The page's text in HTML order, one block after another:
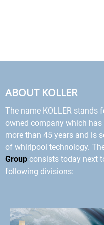
ABOUT KOLLER
The name KOLLER stands
owned company which
more than 45 years and is
of whirlpool technology.
Group consists today next
following divisions: